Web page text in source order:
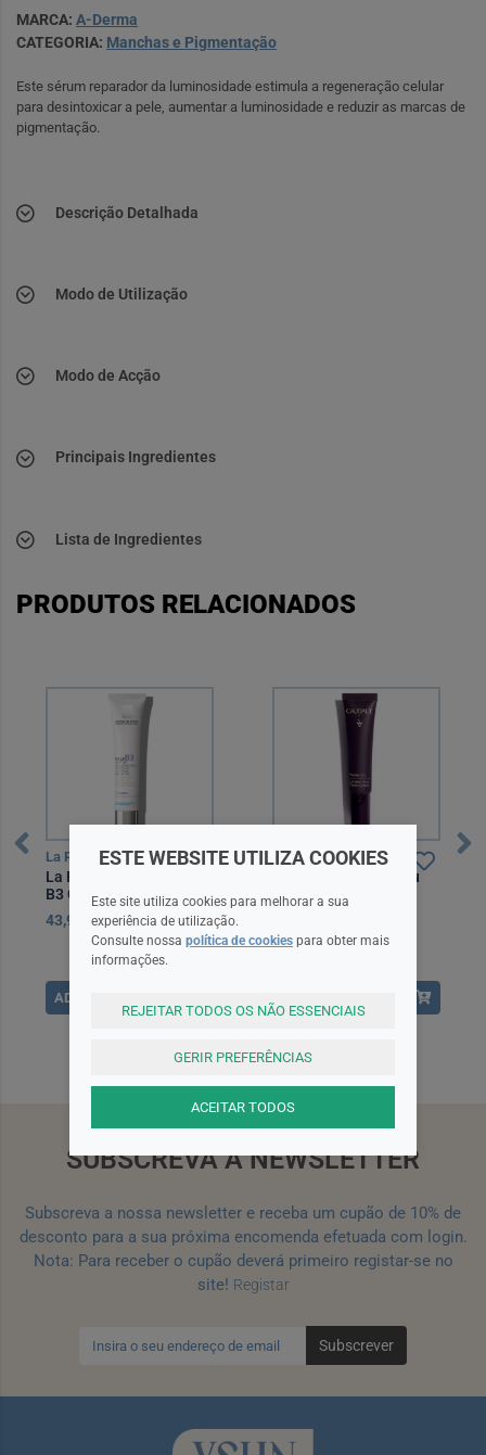
MARCA: A-Derma
CATEGORIA: Manchas e Pigmentação
Este sérum reparador da luminosidade estimula a regeneração celular
para desintoxicar a pele, aumentar a luminosidade e reduzir as marcas de
pigmentação.
Descrição Detalhada
Modo de Utilização
Modo de Acção
Principais Ingredientes
Lista de Ingredientes
PRODUTOS RELACIONADOS
La Roche Posay
La Roche Posay Mela
B3 Creme SPF30 40 ml
43,95EUR
ADICIONAR
Caudalie
Caudalie Premier Cru
Creme Olhos 15 ml
SUBSCREVA A NEWSLETTER
Subscreva a nossa newsletter e receba um cupão de 10% de
desconto para a sua próxima encomenda efetuada com login.
Nota: Para receber o cupão deverá primeiro registar-se no
site! Registar
Subscrever
ESTE WEBSITE UTILIZA COOKIES
Este site utiliza cookies para melhorar a sua
experiência de utilização.
Consulte nossa política de cookies para obter mais
informações.
REJEITAR TODOS OS NÃO ESSENCIAIS
GERIR PREFERÊNCIAS
ACEITAR TODOS